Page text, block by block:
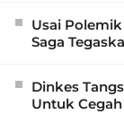
Usai
Saga
Dinkes
Untuk